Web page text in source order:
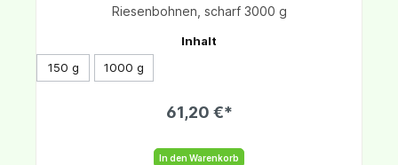
Riesenbohnen, scharf 3000 g
Inhalt
150 g
1000 g
61,20 €*
In den Warenkorb